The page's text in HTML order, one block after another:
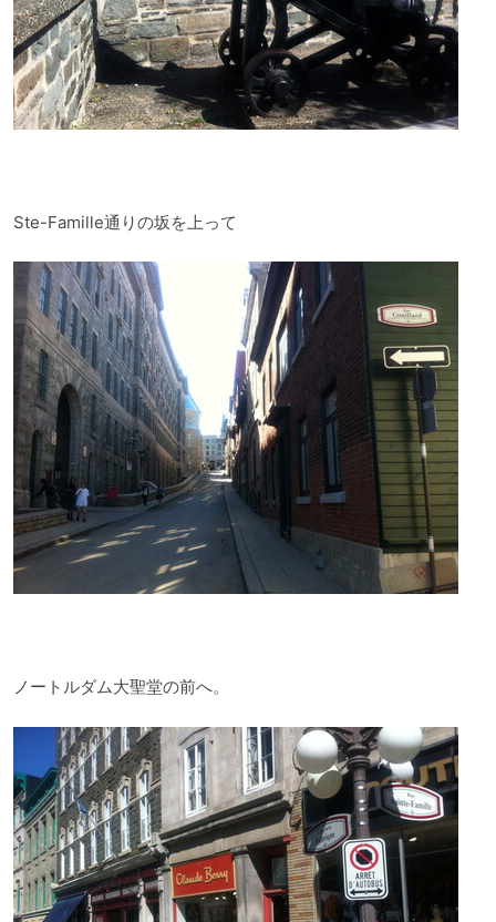
Ste-Famille通りの坂を上って
ノートルダム大聖堂の前へ。